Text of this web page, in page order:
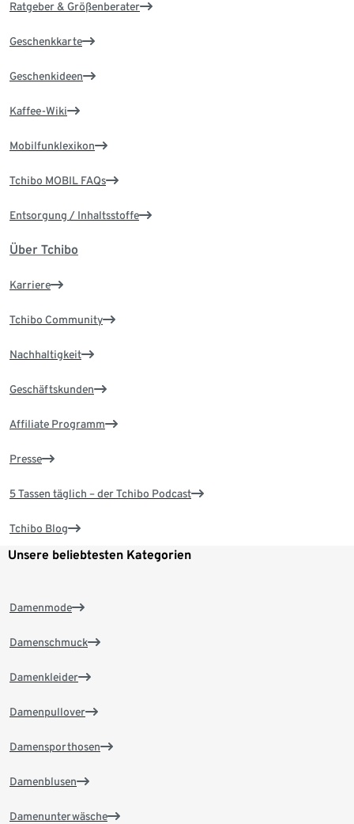
Ratgeber & Größenberater
Geschenkkarte
Geschenkideen
Kaffee-Wiki
Mobilfunklexikon
Tchibo MOBIL FAQs
Entsorgung / Inhaltsstoffe
Über Tchibo
Karriere
Tchibo Community
Nachhaltigkeit
Geschäftskunden
Affiliate Programm
Presse
5 Tassen täglich – der Tchibo Podcast
Tchibo Blog
Unsere beliebtesten Kategorien
Damenmode
Damenschmuck
Damenkleider
Damenpullover
Damensporthosen
Damenblusen
Damenunterwäsche